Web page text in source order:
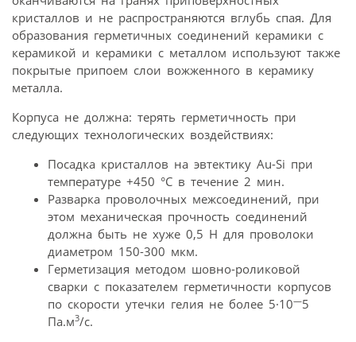
кристаллов и не распространяются вглубь спая. Для
образования герметичных соединений керамики с
керамикой и керамики с металлом используют также
покрытые припоем слои вожженного в керамику
металла.
Корпуса не должна: терять герметичность при
следующих технологических воздействиях:
Посадка кристаллов на эвтектику Au-Si при
температуре +450 °С в течение 2 мин.
Разварка проволочных межсоединений, при
этом механическая прочность соединений
должна быть не хуже 0,5 Н для проволоки
диаметром 150-300 мкм.
Герметизация методом шовно-роликовой
сварки с показателем герметичности корпусов
по скорости утечки гелия не более 5·10—5
Па.м3/с.